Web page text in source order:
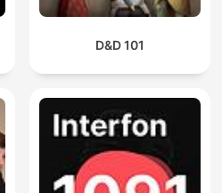
D&D 101